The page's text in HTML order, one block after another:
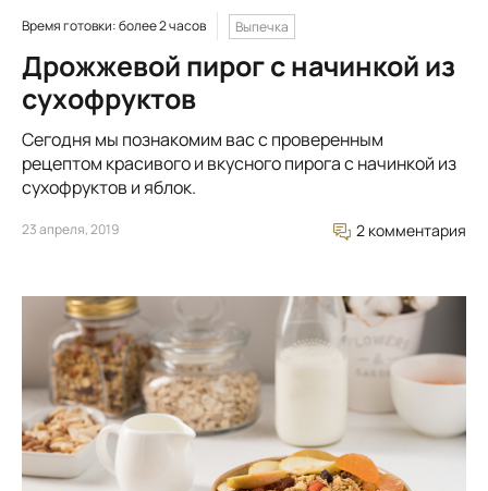
Время готовки: более 2 часов Выпечка
Дрожжевой пирог с начинкой из
сухофруктов
Сегодня мы познакомим вас с проверенным
рецептом красивого и вкусного пирога с начинкой из
сухофруктов и яблок.
23 апреля, 2019 2 комментария